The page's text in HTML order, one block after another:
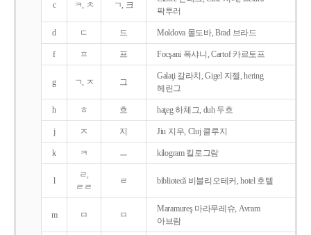
c ㅋ, ㅊ ㄱ, 크
팍투러
d ㄷ 드 Moldova 몰도바, Brad 브라드
f ㅍ 프 Focşani 폭샤니, Cartof 카르토프
g ㄱ, ㅈ 그
Galaţi 갈라치, Gigel 지젤, hering
헤린그
h ㅎ 흐 haţeg 하체그, duh 두흐
j ㅈ 지 Jiu 지우, Cluj 클루지
k ㅋ ㅡ kilogram 킬로그람
l
ㄹ,
ㄹㄹ
ㄹ bibliotecǎ 비블리오테커, hotel 호텔
m ㅁ ㅁ
Maramureş 마라무레슈, Avram
아브람